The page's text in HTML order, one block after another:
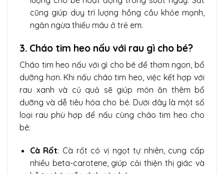
cũng giúp duy trì lượng hồng cầu khỏe mạnh,
ngăn ngừa thiếu máu ở trẻ em.
3. Cháo tim heo nấu với rau gì cho bé?
Cháo tim heo nấu với gì cho bé để thơm ngon, bổ
dưỡng hơn. Khi nấu cháo tim heo, việc kết hợp với
rau xanh và củ quả sẽ giúp món ăn thêm bổ
dưỡng và dễ tiêu hóa cho bé. Dưới đây là một số
loại rau phù hợp để nấu cùng cháo tim heo cho
bé:
Cà Rốt: Cà rốt có vị ngọt tự nhiên, cung cấp
nhiều beta-carotene, giúp cải thiện thị giác và